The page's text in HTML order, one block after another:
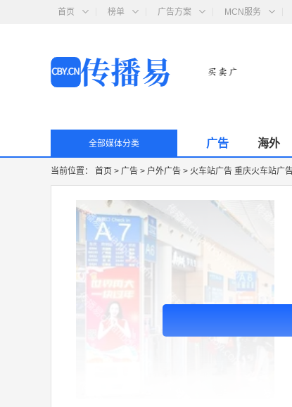
首页 榜单 广告方案 MCN服务
全部媒体分类 广告 海外
当前位置： 首页 > 广告 > 户外广告 > 火车站广告 重庆火车站广